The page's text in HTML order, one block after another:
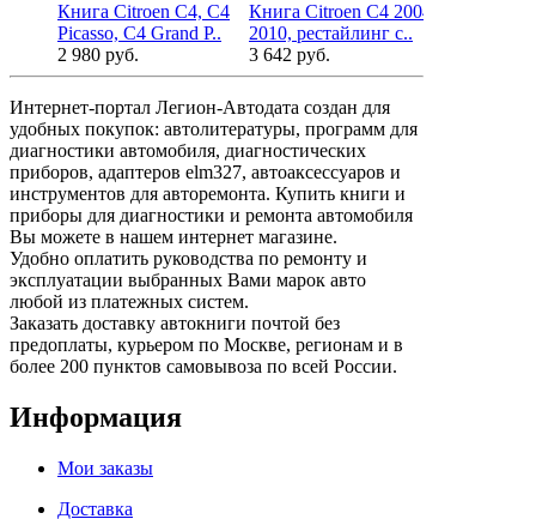
Книга Citroen C4, C4
Picasso, C4 Grand P..
2 980 руб.
Книга Citroen C4 2004-
2010, рестайлинг с..
3 642 руб.
Интернет-портал Легион-Автодата создан для
удобных покупок: автолитературы, программ для
диагностики автомобиля, диагностических
приборов, адаптеров elm327, автоаксессуаров и
инструментов для авторемонта. Купить книги и
приборы для диагностики и ремонта автомобиля
Вы можете в нашем интернет магазине.
Удобно оплатить руководства по ремонту и
эксплуатации выбранных Вами марок авто
любой из платежных систем.
Заказать доставку автокниги почтой без
предоплаты, курьером по Москве, регионам и в
более 200 пунктов самовывоза по всей России.
Информация
Мои заказы
Доставка